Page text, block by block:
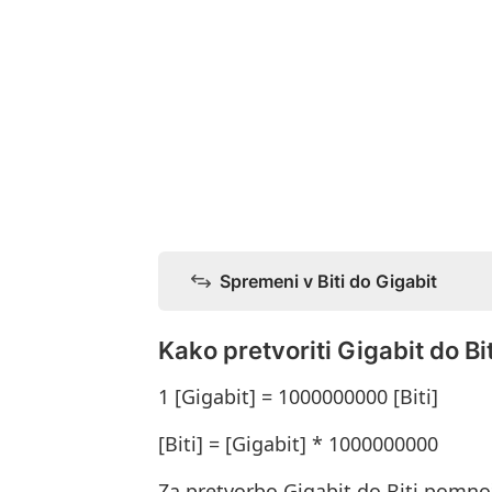
Spremeni v Biti do Gigabit
Kako pretvoriti Gigabit do
1 [Gigabit] = 1000000000 [Biti]
[Biti] = [Gigabit] * 1000000000